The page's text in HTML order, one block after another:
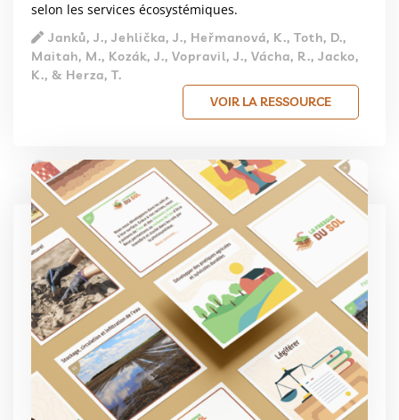
selon les services écosystémiques.
Janků, J., Jehlička, J., Heřmanová, K., Toth, D.,
Maitah, M., Kozák, J., Vopravil, J., Vácha, R., Jacko,
K., & Herza, T.
VOIR LA RESSOURCE